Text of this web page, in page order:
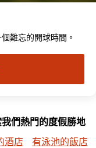
難忘的開球時間。
們熱門的度假勝地
酒店
有泳池的飯店